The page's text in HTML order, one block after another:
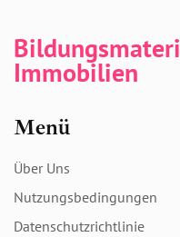
Immobilien
Menü
Über Uns
Nutzungsbedingungen
Datenschutzrichtlinie